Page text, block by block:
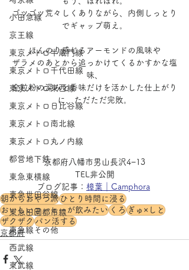
小田急線
京王線
東京メトロ半蔵門線
東京メトロ千代田線
東京メトロ東西線
東京メトロ日比谷線
東京メトロ南北線
東京メトロ丸ノ内線
都営地下鉄
東急東横線
東急世田谷線
東急田園都市線
東急線その他
西武線
東武線
ゴツゴツ荒々しくありながら、内側しっとり
でギャップ萌え。
ほんのり感じるアーモンドの風味や
ザラメのあとから追っかけてくるかすかな塩
味、
全粒粉の深みと香味だけを活かした仕上がり
に、ただただ完敗。
京都府八幡市男山長沢4−13
TEL非公開
ブログ記事： 樟葉｜Camphora
朝からおやつ派ひとり時間に浸る
おいしいコーヒーが飲みたいくろぎゅ×しと
ザクザクパン活する
京都府